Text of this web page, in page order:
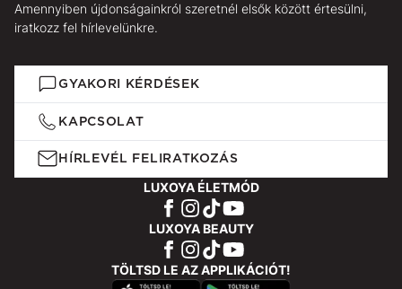
Amennyiben újdonságainkról szeretnél elsők között értesülni,
iratkozz fel hírlevelünkre.
GYAKORI KÉRDÉSEK
KAPCSOLAT
HÍRLEVÉL FELIRATKOZÁS
LUXOYA ÉLETMÓD
LUXOYA BEAUTY
TÖLTSD LE AZ APPLIKÁCIÓT!